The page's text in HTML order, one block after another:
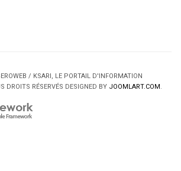
/ KSARI, LE PORTAIL D'INFORMATION
DROITS RÉSERVÉS DESIGNED BY JOOMLART.COM.